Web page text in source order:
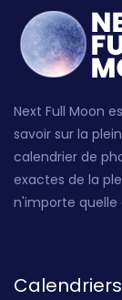
Next Full Moon
savoir sur la
calendrier de
exactes de la
n'importe quelle